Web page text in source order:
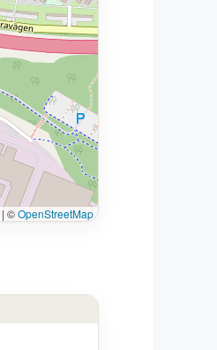
| ©OpenStreetMap